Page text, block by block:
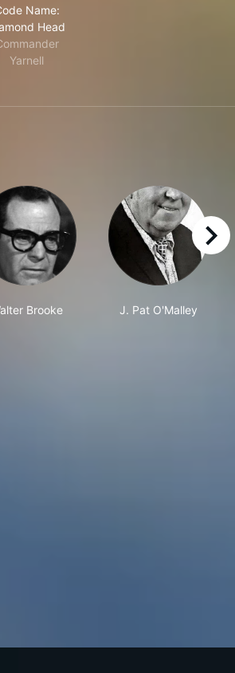
Name:
Head
Yarnell
Brooke J. Pat O'Malley
right